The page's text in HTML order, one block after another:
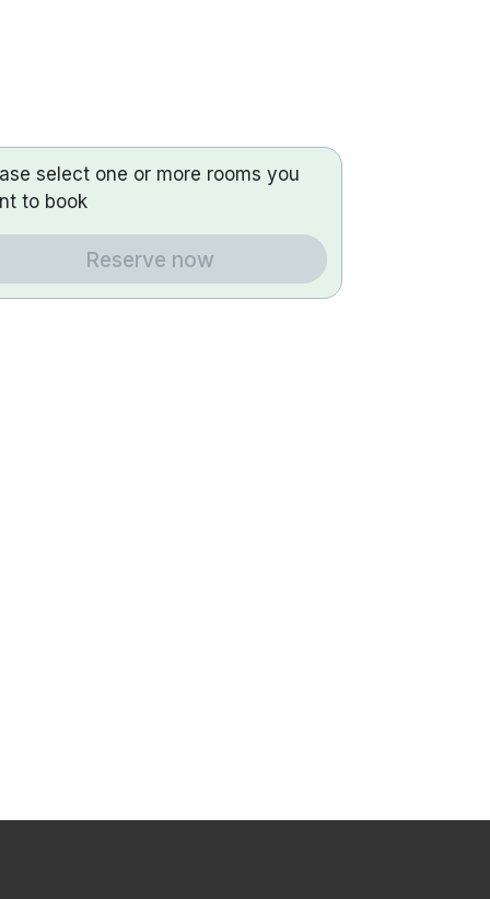
select one or more rooms you
to book
Reserve now